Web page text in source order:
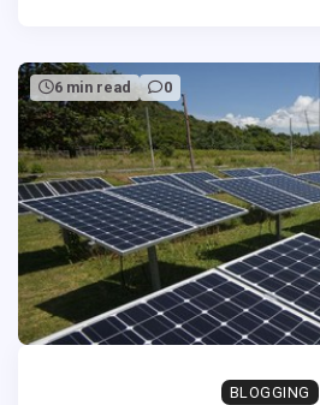
6 min read 0
BLOGGING